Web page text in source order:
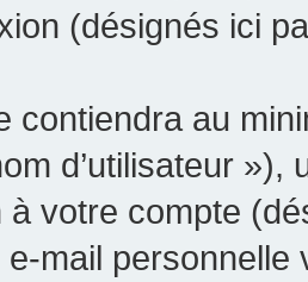
(désignés ici
contiendra au
d’utilisateur
à votre compte
mail